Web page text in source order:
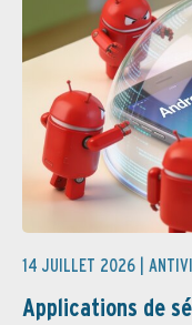
14 JUILLET 2026 |
Applications de